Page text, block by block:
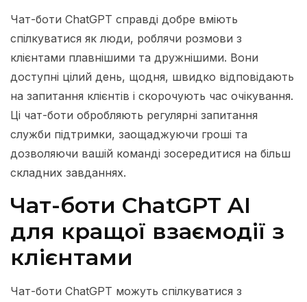
Чат-боти ChatGPT справді добре вміють
спілкуватися як люди, роблячи розмови з
клієнтами плавнішими та дружнішими. Вони
доступні цілий день, щодня, швидко відповідають
на запитання клієнтів і скорочують час очікування.
Ці чат-боти обробляють регулярні запитання
служби підтримки, заощаджуючи гроші та
дозволяючи вашій команді зосередитися на більш
складних завданнях.
Чат-боти ChatGPT AI
для кращої взаємодії з
клієнтами
Чат-боти ChatGPT можуть спілкуватися з